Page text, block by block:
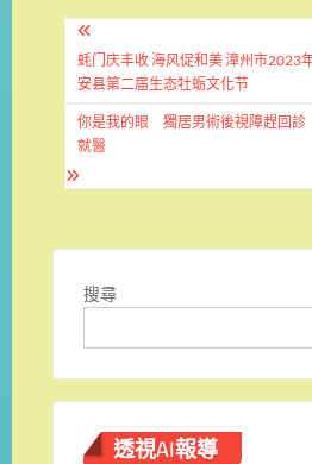
文
章
導
覽
蚝门庆丰收 海风促和美 漳州市2023
安县第二届生态牡蛎文化节
你是我的眼 獨居男術後視障趕回
就醫
搜尋
透視AI報導